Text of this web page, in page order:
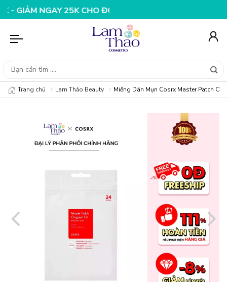
25K CHO ĐƠN HÀNG 99K
Trang chủ Lam Thảo Beauty Miếng Dán Mụn Cosrx Master Patch